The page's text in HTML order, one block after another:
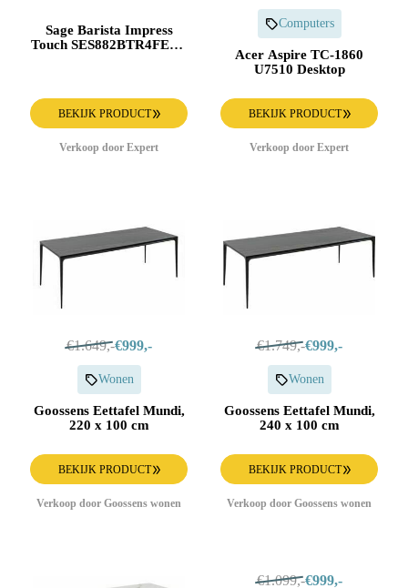
Sage Barista Impress
Touch SES882BTR4FEU1
BEKIJK PRODUCT
Verkoop door Expert
Computers
Acer Aspire TC-1860
U7510 Desktop
BEKIJK PRODUCT
Verkoop door Expert
€1.649,-€999,-
Wonen
Goossens Eettafel Mundi,
220 x 100 cm
BEKIJK PRODUCT
Verkoop door Goossens wonen
€1.749,-€999,-
Wonen
Goossens Eettafel Mundi,
240 x 100 cm
BEKIJK PRODUCT
Verkoop door Goossens wonen
€1.099,-€999,-